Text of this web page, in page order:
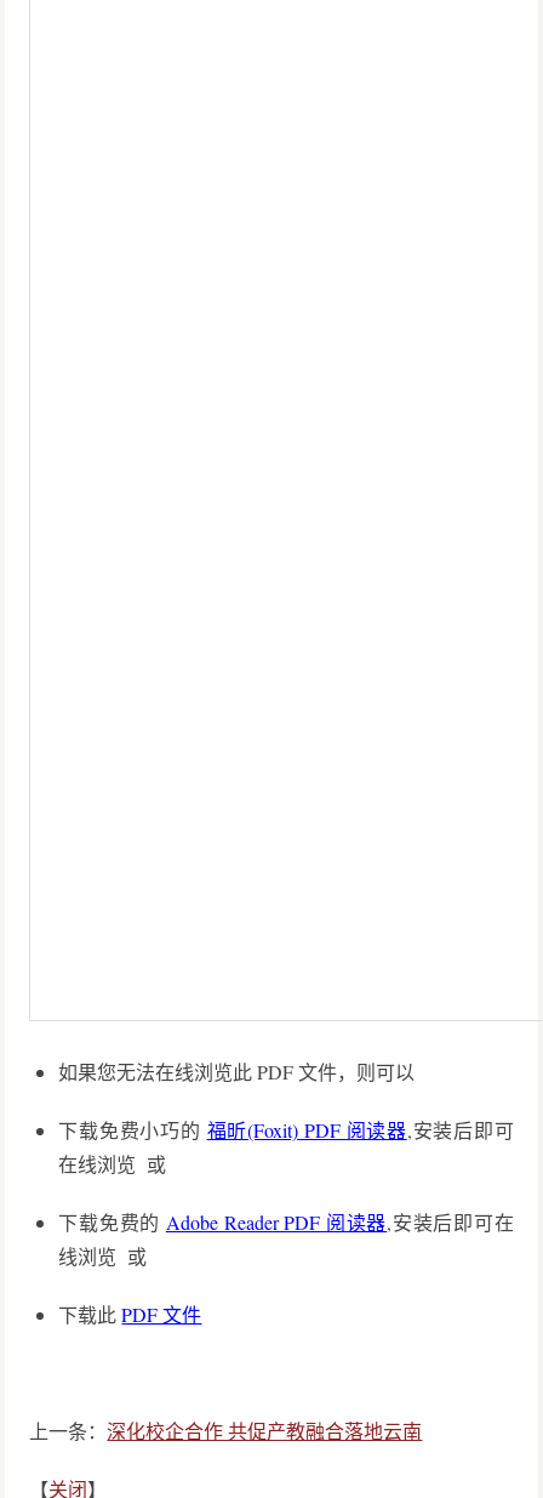
如果您无法在线浏览此 PDF 文件，则可以
下载免费小巧的 福昕(Foxit) PDF 阅读器,安装后即可
在线浏览 或
下载免费的 Adobe Reader PDF 阅读器,安装后即可在
线浏览 或
下载此PDF 文件
上一条：深化校企合作 共促产教融合落地云南
【关闭】